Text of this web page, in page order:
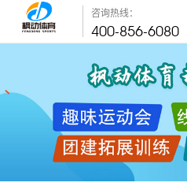
咨询热线：
400-856-6080